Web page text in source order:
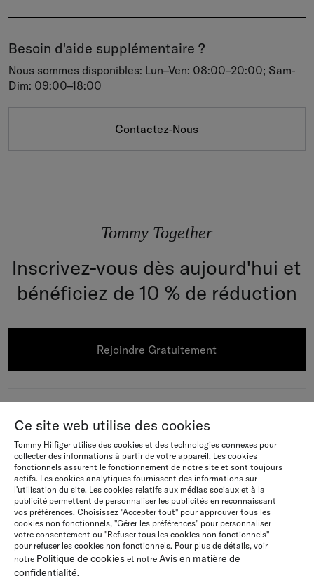
Besoin d'aide supplémentaire ?
Nous sommes disponibles: Lun–Ven: 08:00–20:00; Sam-
Dim: 09:00–18:00
Contactez-Nous
Tommy Together
Inscrivez-vous dès aujourd'hui et
bénéficiez de 10 % de réduction
Rejoindre Gratuitement
Statut de la commande
Livraison
Retours et remboursements
Commandes et paiements
À Propos De Tommy Hilfiger
Qui sommes-nous?
Actualités
Conditions Générales
Avis en matière de confidentialité
Joignez Vous À Nous
Devenez membre
Carrière
Explore
Sustainability & Inclusivity
Tommy Hilfiger Black Friday
Langue / Pays
Ce site web utilise des cookies
Tommy Hilfiger utilise des cookies et des technologies connexes pour
collecter des informations à partir de votre appareil. Les cookies
fonctionnels assurent le fonctionnement de notre site et sont toujours
actifs. Les cookies analytiques fournissent des informations sur
l'utilisation du site. Les cookies relatifs aux médias sociaux et à la
publicité permettent de personnaliser les publicités en reconnaissant
vos préférences. Choisissez "Accepter tout" pour approuver tous les
cookies non fonctionnels, "Gérer les préférences" pour personnaliser
votre consentement ou "Refuser tous les cookies non fonctionnels"
pour refuser les cookies non fonctionnels. Pour plus de détails, voir
notre Politique de cookies et notre Avis en matière de
confidentialité.